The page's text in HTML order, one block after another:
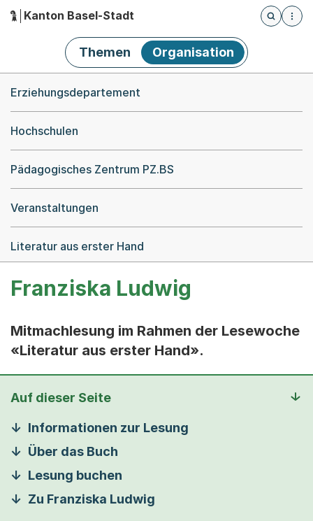
Hauptnavigation
Kanton Basel-Stadt
Öffnet
Themen Organisation
Erziehungsdepartement
Hochschulen
Pädagogisches Zentrum PZ.BS
Veranstaltungen
Literatur aus erster Hand
Franziska Ludwig
Mitmachlesung im Rahmen der Lesewoche
«Literatur aus erster Hand».
Auf dieser Seite
Informationen zur Lesung
Über das Buch
Lesung buchen
Zu Franziska Ludwig